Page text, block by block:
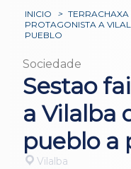
INICIO > TERRACHAXA
PROTAGONISTA A
PUEBLO
Sociedade
Sestao
a Vilalba
pueblo a
Vilalba